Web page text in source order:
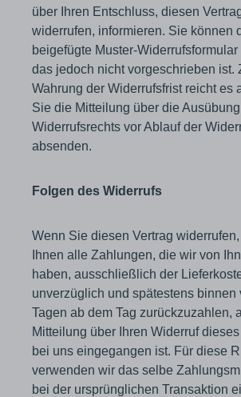
über Ihren Entschluss, diesen
widerrufen, informieren. Sie können
beigefügte Muster-
das jedoch nicht vorgeschrieben ist.
Wahrung der Widerrufsfrist reicht es
Sie die Mitteilung über die
Widerrufsrechts vor Ablauf der
absenden.
Folgen des Widerrufs
Wenn Sie diesen Vertrag
Ihnen alle Zahlungen, die wir von
haben, ausschließlich der
unverzüglich und spätestens binnen
Tagen ab dem Tag zurückzuzahlen,
Mitteilung über Ihren Widerruf
bei uns eingegangen ist. Für diese
verwenden wir das selbe
bei der ursprünglichen Transaktion